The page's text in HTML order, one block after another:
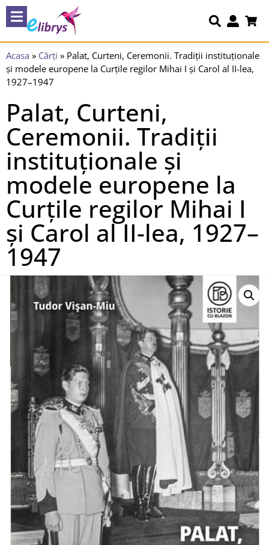
Acasa » Cărți » Palat, Curteni, Ceremonii. Tradiții instituționale
și modele europene la Curțile regilor Mihai I și Carol al II-lea,
1927–1947
Palat, Curteni,
Ceremonii. Tradiții
instituționale și
modele europene la
Curțile regilor Mihai I
și Carol al II-lea, 1927–
1947